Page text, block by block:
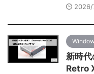
2026/
新時
Retro